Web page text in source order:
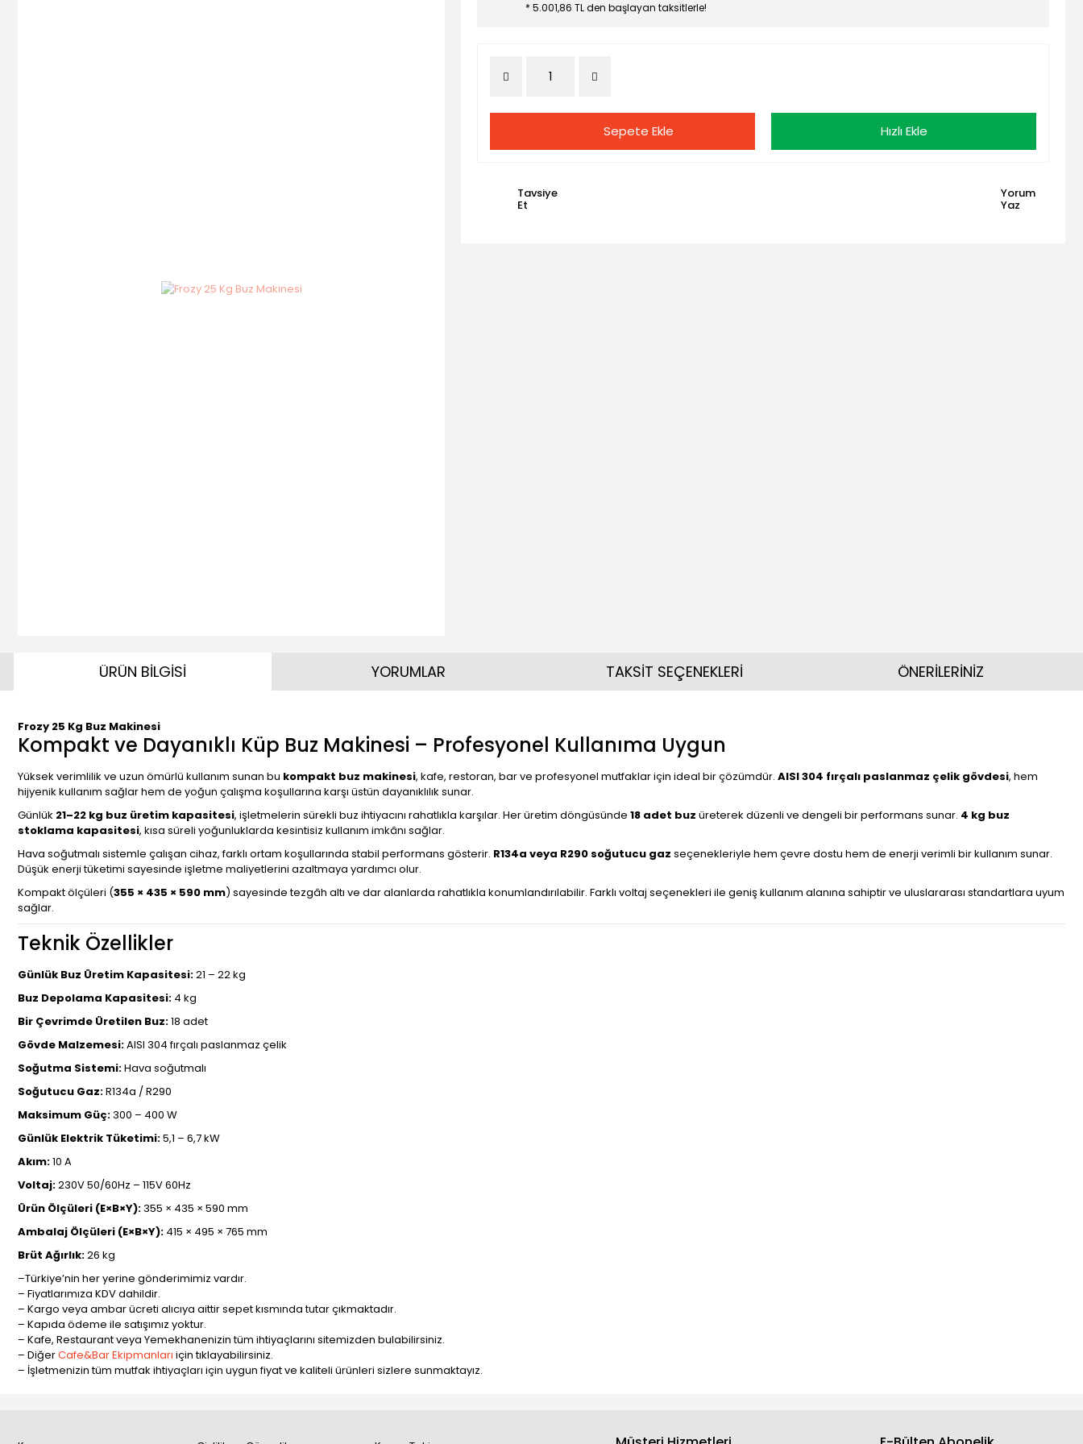
* 5.001,86 TL den başlayan taksitlerle!
Sepete Ekle Hızlı Ekle
Tavsiye
Et
Yorum
Yaz
ÜRÜN BİLGİSİ
Frozy 25 Kg Buz Makinesi
Kompakt ve Dayanıklı Küp Buz Makinesi – Profesyonel Kullanıma Uygun
Yüksek verimlilik ve uzun ömürlü kullanım sunan bu kompakt buz makinesi, kafe, restoran, bar ve profesyonel mutfaklar için ideal bir çözümdür. AISI 304 fırçalı paslanmaz çelik gövdesi, hem
hijyenik kullanım sağlar hem de yoğun çalışma koşullarına karşı üstün dayanıklılık sunar.
Günlük 21–22 kg buz üretim kapasitesi, işletmelerin sürekli buz ihtiyacını rahatlıkla karşılar. Her üretim döngüsünde 18 adet buz üreterek düzenli ve dengeli bir performans sunar. 4 kg buz
stoklama kapasitesi, kısa süreli yoğunluklarda kesintisiz kullanım imkânı sağlar.
Hava soğutmalı sistemle çalışan cihaz, farklı ortam koşullarında stabil performans gösterir. R134a veya R290 soğutucu gaz seçenekleriyle hem çevre dostu hem de enerji verimli bir kullanım sunar.
Düşük enerji tüketimi sayesinde işletme maliyetlerini azaltmaya yardımcı olur.
Kompakt ölçüleri (355 × 435 × 590 mm) sayesinde tezgâh altı ve dar alanlarda rahatlıkla konumlandırılabilir. Farklı voltaj seçenekleri ile geniş kullanım alanına sahiptir ve uluslararası standartlara uyum
sağlar.
Teknik Özellikler
Günlük Buz Üretim Kapasitesi:21 – 22 kg
Buz Depolama Kapasitesi: 4 kg
Bir Çevrimde Üretilen Buz:18 adet
Gövde Malzemesi:AISI 304 fırçalı paslanmaz çelik
Soğutma Sistemi:Hava soğutmalı
Soğutucu Gaz:R134a / R290
Maksimum Güç:300 – 400 W
Günlük Elektrik Tüketimi:5,1 – 6,7 kW
Akım:10 A
Voltaj:230V 50/60Hz – 115V 60Hz
Ürün Ölçüleri (E×B×Y):355 × 435 × 590 mm
Ambalaj Ölçüleri (E×B×Y): 415 × 495 × 765 mm
Brüt Ağırlık:26 kg
–Türkiye’nin her yerine gönderimimiz vardır.
– Fiyatlarımıza KDV dahildir.
– Kargo veya ambar ücreti alıcıya aittir sepet kısmında tutar çıkmaktadır.
– Kapıda ödeme ile satışımız yoktur.
– Kafe, Restaurant veya Yemekhanenizin tüm ihtiyaçlarını sitemizden bulabilirsiniz.
– DiğerCafe&Bar Ekipmanları için tıklayabilirsiniz.
– İşletmenizin tüm mutfak ihtiyaçları için uygun fiyat ve kaliteli ürünleri sizlere sunmaktayız.
YORUMLAR TAKSİT SEÇENEKLERİ ÖNERİLERİNİZ